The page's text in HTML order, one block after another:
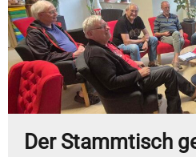
Der Stammtisch